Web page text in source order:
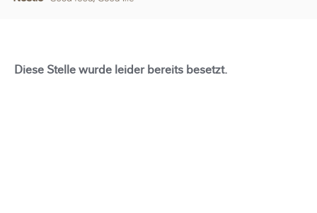
Diese Stelle wurde leider bereits besetzt.